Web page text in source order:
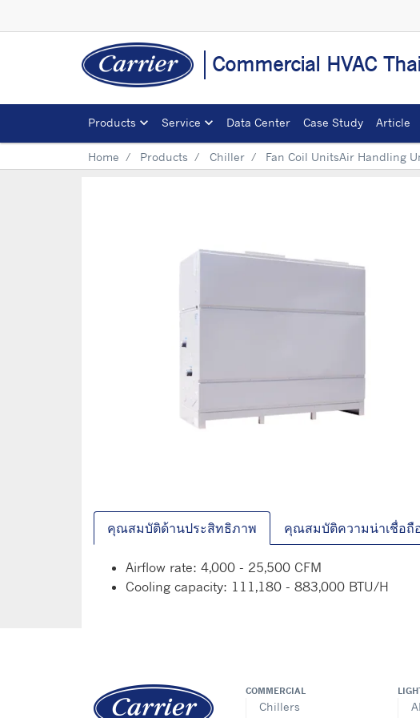
Commercial HVAC
Products Service Data Center Case Study Article
Home Products Chiller Fan Coil UnitsAir Handling
คุณสมบัติด้านประสิทธิภาพ คุณสมบัติความน่าเชื่อถื
Airflow rate: 4,000 - 25,500 CFM
Cooling capacity: 111,180 - 883,000 BTU/H
COMMERCIAL
Chillers